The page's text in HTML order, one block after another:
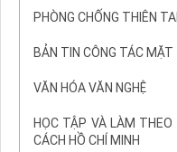
PHÒNG CHỐNG THIÊN
BẢN TIN CÔNG TÁC MẶT
VĂN HÓA VĂN NGHỆ
HỌC TẬP VÀ LÀM
CÁCH HỒ CHÍ MINH